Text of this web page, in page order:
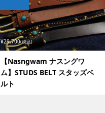
¥29,700(税込)
【Nasngwam ナスングワ
ム】STUDS BELT スタッズベ
ルト